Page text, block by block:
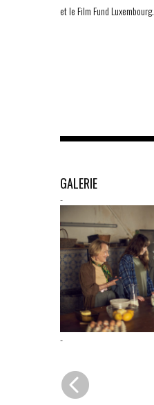
et le Film Fund Luxembourg.
GALERIE
-
-